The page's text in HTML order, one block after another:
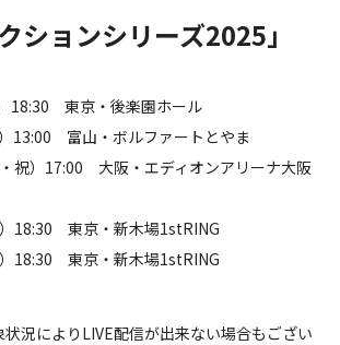
ションシリーズ2025」
18:30 東京・後楽園ホール
13:00 富山・ボルファートとやま
祝）17:00 大阪・エディオンアリーナ大阪
18:30 東京・新木場1stRING
18:30 東京・新木場1stRING
況によりLIVE配信が出来ない場合もござい